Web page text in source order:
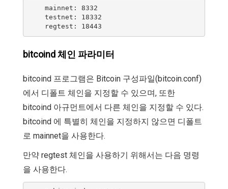
    mainnet: 8332
    testnet: 18332
bitcoind 체인 파라미터
bitcoind 프로그램은 Bitcoin 구성파일(bitcoin.conf)
에서 디폴트 체인을 지정할 수 있으며, 또한
bitcoind 아규먼트에서 다른 체인을 지정할 수 있다.
bitcoind 에 특별히 체인을 지정하지 않으면 디폴트
로 mainnet을 사용한다.
만약 regtest 체인을 사용하기 위해서는 다음 명령
을 사용한다.